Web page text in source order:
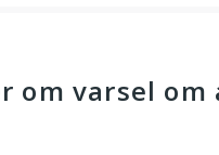
om varsel